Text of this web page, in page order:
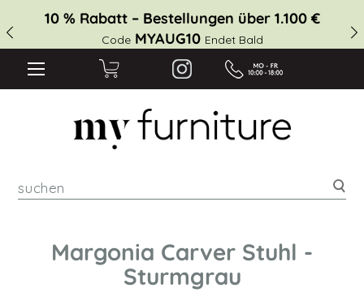
10 % Rabatt – Bestellungen über 1.100 €
CodeMYAUG10 Endet Bald
Margonia Carver Stuhl -
Sturmgrau